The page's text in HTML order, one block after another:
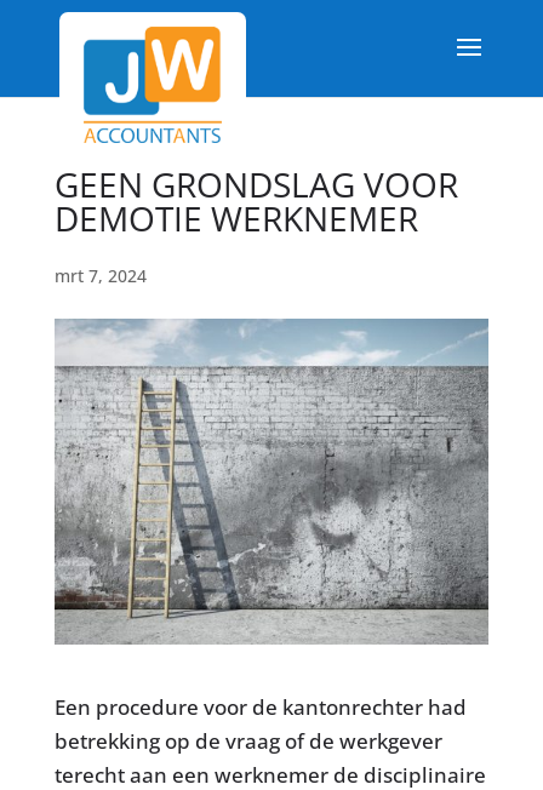
GEEN GRONDSLAG VOOR
DEMOTIE WERKNEMER
mrt 7, 2024
Een procedure voor de kantonrechter had
betrekking op de vraag of de werkgever
terecht aan een werknemer de disciplinaire